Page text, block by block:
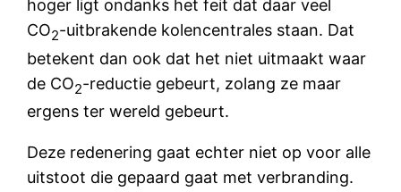
hoger ligt ondanks het feit dat daar veel
CO2-uitbrakende kolencentrales staan. Dat
betekent dan ook dat het niet uitmaakt waar
de CO2-reductie gebeurt, zolang ze maar
ergens ter wereld gebeurt.
Deze redenering gaat echter niet op voor alle
uitstoot die gepaard gaat met verbranding.